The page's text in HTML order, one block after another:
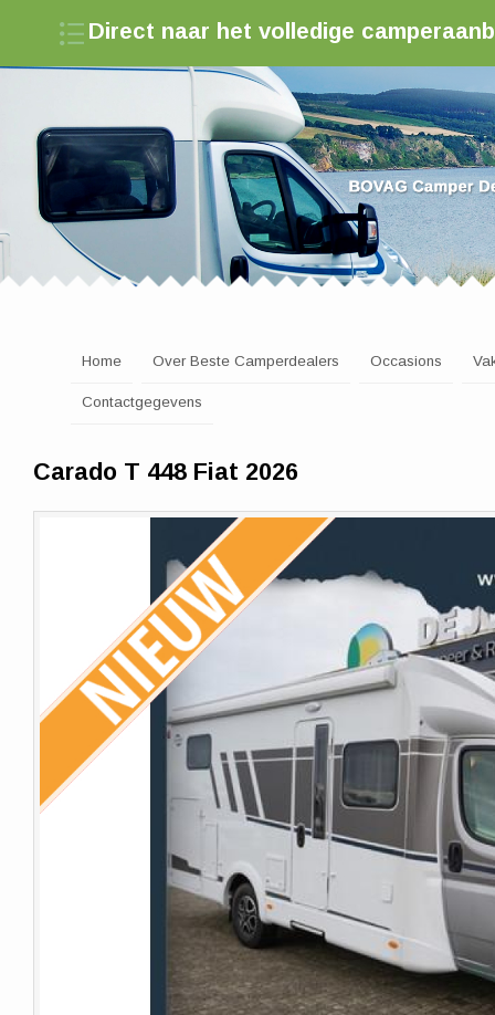
Direct naar het volledige
Zoek een camperdealer in Nederland
Home Over Beste Camperdealers Occasions
Contactgegevens
Carado T 448 Fiat 2026